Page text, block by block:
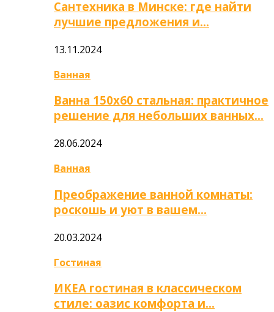
Сантехника в Минске: где найти
лучшие предложения и…
13.11.2024
Ванная
Ванна 150х60 стальная: практичное
решение для небольших ванных…
28.06.2024
Ванная
Преображение ванной комнаты:
роскошь и уют в вашем…
20.03.2024
Гостиная
ИКЕА гостиная в классическом
стиле: оазис комфорта и…